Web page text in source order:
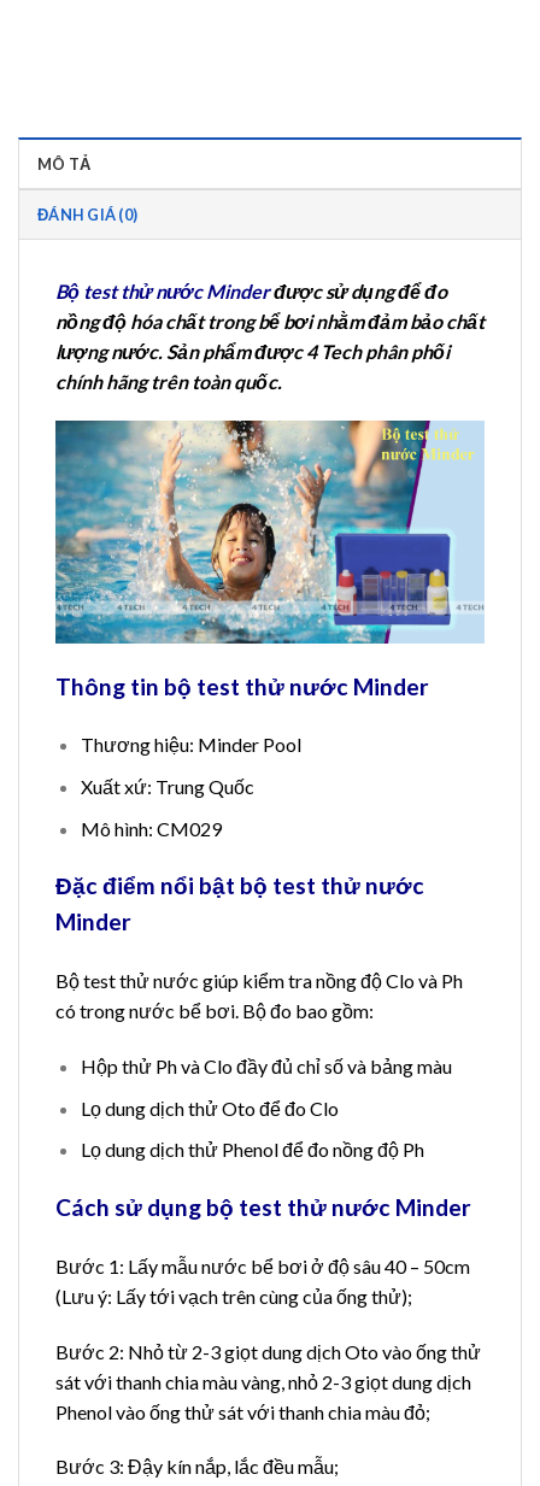
MÔ TẢ
ĐÁNH GIÁ (0)
Bộ test thử nước Minderđược sử dụng để đo
nồng độ hóa chất trong bể bơi nhằm đảm bảo chất
lượng nước. Sản phẩm được 4 Tech phân phối
chính hãng trên toàn quốc.
Thông tin bộ test thử nước Minder
Thương hiệu: Minder Pool
Xuất xứ: Trung Quốc
Mô hình: CM029
Đặc điểm nổi bật bộ test thử nước
Minder
Bộ test thử nước giúp kiểm tra nồng độ Clo và Ph
có trong nước bể bơi. Bộ đo bao gồm:
Hộp thử Ph và Clo đầy đủ chỉ số và bảng màu
Lọ dung dịch thử Oto để đo Clo
Lọ dung dịch thử Phenol để đo nồng độ Ph
Cách sử dụng bộ test thử nước Minder
Bước 1: Lấy mẫu nước bể bơi ở độ sâu 40 – 50cm
(Lưu ý: Lấy tới vạch trên cùng của ống thử);
Bước 2: Nhỏ từ 2-3 giọt dung dịch Oto vào ống thử
sát với thanh chia màu vàng, nhỏ 2-3 giọt dung dịch
Phenol vào ống thử sát với thanh chia màu đỏ;
Bước 3: Đậy kín nắp, lắc đều mẫu;